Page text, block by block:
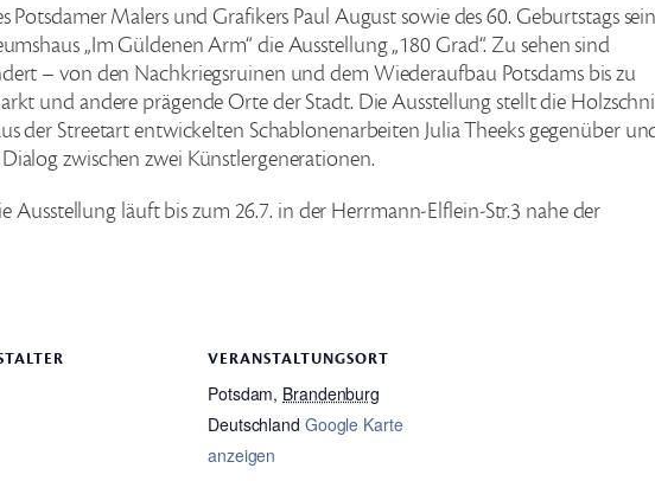
Potsdamer Malers und Grafikers Paul August sowie des 60. Geburtstags
„Im Güldenen Arm“ die Ausstellung „180 Grad“. Zu sehen sind
– von den Nachkriegsruinen und dem Wiederaufbau Potsdams bis zu
und andere prägende Orte der Stadt. Die Ausstellung stellt die
der Streetart entwickelten Schablonenarbeiten Julia Theeks gegenüber
zwischen zwei Künstlergenerationen.
Ausstellung läuft bis zum 26.7. in der Herrmann-Elflein-Str.3 nahe der
VERANSTALTUNGSORT
Potsdam, Brandenburg
Deutschland Google Karte
anzeigen